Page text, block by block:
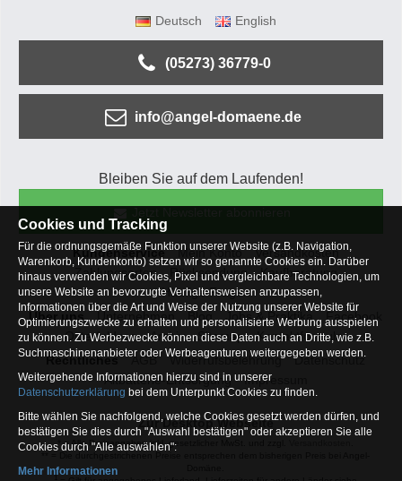
Deutsch English
(05273) 36779-0
info@angel-domaene.de
Bleiben Sie auf dem Laufenden!
Kundenservice Mein Konto
Versandkosten
Zahlungsarten
Rücksendung
Kaufberatung
Häufige Fragen
Über uns
Unternehmen Blog Jobs & Praktika
Facebook
Osterfeldsee
Archiv Sitemap
Kontaktformular
Rechtliches
AGB Widerrufsbelehrung
Datenschutz
Altbatterie-Entsorgung
Impressum
Zur Desktop Webseite
* = Alle Preisangaben inkl. gesetzlicher MwSt. und zzgl.
Cookies und Tracking
Für die ordnungsgemäße Funktion unserer Website (z.B. Navigation,
Warenkorb, Kundenkonto) setzen wir so genannte Cookies ein. Darüber
hinaus verwenden wir Cookies, Pixel und vergleichbare Technologien, um
unsere Website an bevorzugte Verhaltensweisen anzupassen,
Informationen über die Art und Weise der Nutzung unserer Website für
Optimierungszwecke zu erhalten und personalisierte Werbung ausspielen
zu können. Zu Werbezwecke können diese Daten auch an Dritte, wie z.B.
Suchmaschinenanbieter oder Werbeagenturen weitergegeben werden.
Weitergehende Informationen hierzu sind in unserer
Datenschutzerklärung bei dem Unterpunkt Cookies zu finden.
Bitte wählen Sie nachfolgend, welche Cookies gesetzt werden dürfen, und
bestätigen Sie dies durch "Auswahl bestätigen" oder akzeptieren Sie alle
Cookies durch "Alle auswählen":
Mehr Informationen